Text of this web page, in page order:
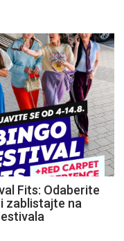
Fits: Odaberite
zablistajte na